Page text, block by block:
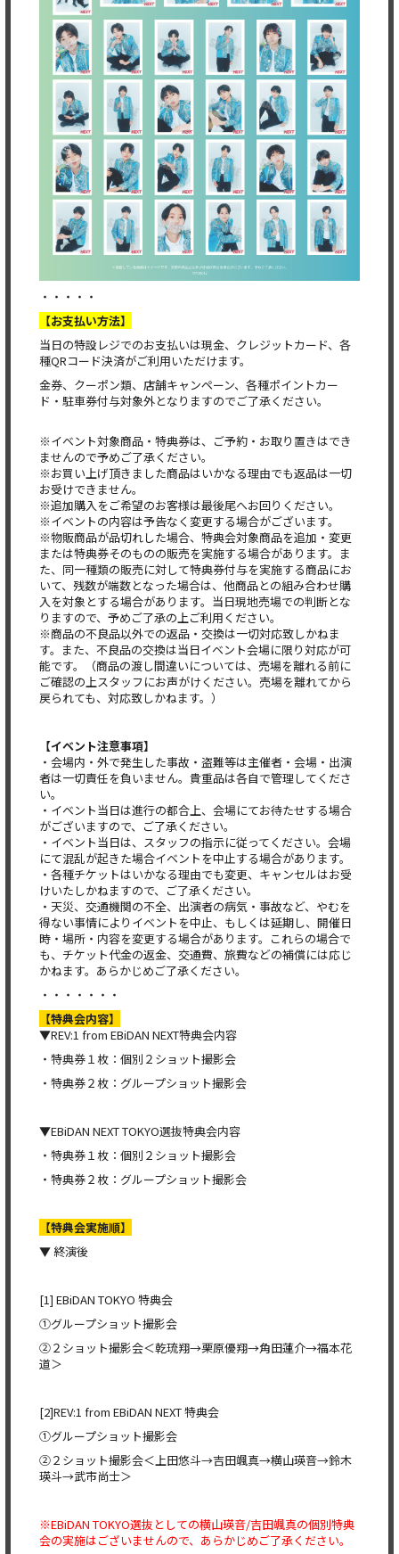
・・・・・
【お支払い方法】
当日の特設レジでのお支払いは現金、クレジットカード、各
種QRコード決済がご利用いただけます。
金券、クーポン類、店舗キャンペーン、各種ポイントカー
ド・駐車券付与対象外となりますのでご了承ください。
※イベント対象商品・特典券は、ご予約・お取り置きはでき
ませんので予めご了承ください。
※お買い上げ頂きました商品はいかなる理由でも返品は一切
お受けできません。
※追加購入をご希望のお客様は最後尾へお回りください。
※イベントの内容は予告なく変更する場合がございます。
※物販商品が品切れした場合、特典会対象商品を追加・変更
または特典券そのものの販売を実施する場合があります。ま
た、同一種類の販売に対して特典券付与を実施する商品にお
いて、残数が端数となった場合は、他商品との組み合わせ購
入を対象とする場合があります。当日現地売場での判断とな
りますので、予めご了承の上ご利用ください。
※商品の不良品以外での返品・交換は一切対応致しかねま
す。また、不良品の交換は当日イベント会場に限り対応が可
能です。（商品の渡し間違いについては、売場を離れる前に
ご確認の上スタッフにお声がけください。売場を離れてから
戻られても、対応致しかねます。）
【イベント注意事項】
・会場内・外で発生した事故・盗難等は主催者・会場・出演
者は一切責任を負いません。貴重品は各自で管理してくださ
い。
・イベント当日は進行の都合上、会場にてお待たせする場合
がございますので、ご了承ください。
・イベント当日は、スタッフの指示に従ってください。会場
にて混乱が起きた場合イベントを中止する場合があります。
・各種チケットはいかなる理由でも変更、キャンセルはお受
けいたしかねますので、ご了承ください。
・天災、交通機関の不全、出演者の病気・事故など、やむを
得ない事情によりイベントを中止、もしくは延期し、開催日
時・場所・内容を変更する場合があります。これらの場合で
も、チケット代金の返金、交通費、旅費などの補償には応じ
かねます。あらかじめご了承ください。
・・・・・・・
【特典会内容】
▼REV:1 from EBiDAN NEXT特典会内容
・特典券１枚：個別２ショット撮影会
・特典券２枚：グループショット撮影会
▼EBiDAN NEXT TOKYO選抜特典会内容
・特典券１枚：個別２ショット撮影会
・特典券２枚：グループショット撮影会
【特典会実施順】
▼ 終演後
[1] EBiDAN TOKYO 特典会
①グループショット撮影会
②２ショット撮影会＜乾琉翔→栗原優翔→角田蓮介→福本花
道＞
[2]REV:1 from EBiDAN NEXT 特典会
①グループショット撮影会
②２ショット撮影会＜上田悠斗→吉田颯真→横山瑛音→鈴木
瑛斗→武市尚士＞
※EBiDAN TOKYO選抜としての横山瑛音/吉田颯真の個別特典
会の実施はございませんので、あらかじめご了承ください。